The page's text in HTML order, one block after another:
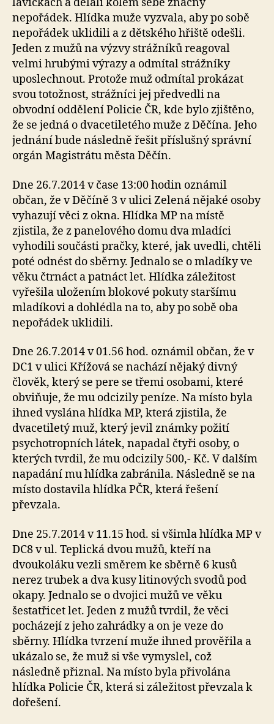
lavičkách a dělali kolem sebe značný
nepořádek. Hlídka muže vyzvala, aby po sobě
nepořádek uklidili a z dětského hřiště odešli.
Jeden z mužů na výzvy strážníků reagoval
velmi hrubými výrazy a odmítal strážníky
uposlechnout. Protože muž odmítal prokázat
svou totožnost, strážníci jej předvedli na
obvodní oddělení Policie ČR, kde bylo zjištěno,
že se jedná o dvacetiletého muže z Děčína. Jeho
jednání bude následně řešit příslušný správní
orgán Magistrátu města Děčín.
Dne 26.7.2014 v čase 13:00 hodin oznámil
občan, že v Děčíně 3 v ulici Zelená nějaké osoby
vyhazují věci z okna. Hlídka MP na místě
zjistila, že z panelového domu dva mladíci
vyhodili součásti pračky, které, jak uvedli, chtěli
poté odnést do sběrny. Jednalo se o mladíky ve
věku čtrnáct a patnáct let. Hlídka záležitost
vyřešila uložením blokové pokuty staršímu
mladíkovi a dohlédla na to, aby po sobě oba
nepořádek uklidili.
Dne 26.7.2014 v 01.56 hod. oznámil občan, že v
DC1 v ulici Křížová se nachází nějaký divný
člověk, který se pere se třemi osobami, které
obviňuje, že mu odcizily peníze. Na místo byla
ihned vyslána hlídka MP, která zjistila, že
dvacetiletý muž, který jevil známky požití
psychotropních látek, napadal čtyři osoby, o
kterých tvrdil, že mu odcizily 500,- Kč. V dalším
napadání mu hlídka zabránila. Následně se na
místo dostavila hlídka PČR, která řešení
převzala.
Dne 25.7.2014 v 11.15 hod. si všimla hlídka MP v
DC8 v ul. Teplická dvou mužů, kteří na
dvoukoláku vezli směrem ke sběrně 6 kusů
nerez trubek a dva kusy litinových svodů pod
okapy. Jednalo se o dvojici mužů ve věku
šestatřicet let. Jeden z mužů tvrdil, že věci
pocházejí z jeho zahrádky a on je veze do
sběrny. Hlídka tvrzení muže ihned prověřila a
ukázalo se, že muž si vše vymyslel, což
následně přiznal. Na místo byla přivolána
hlídka Policie ČR, která si záležitost převzala k
dořešení.